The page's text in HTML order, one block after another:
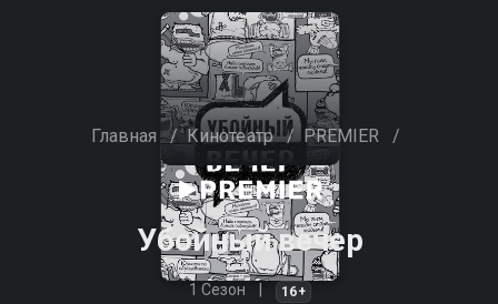
Главная / Кинотеатр / PREMIER /
Убойный вечер
1 Сезон 16+